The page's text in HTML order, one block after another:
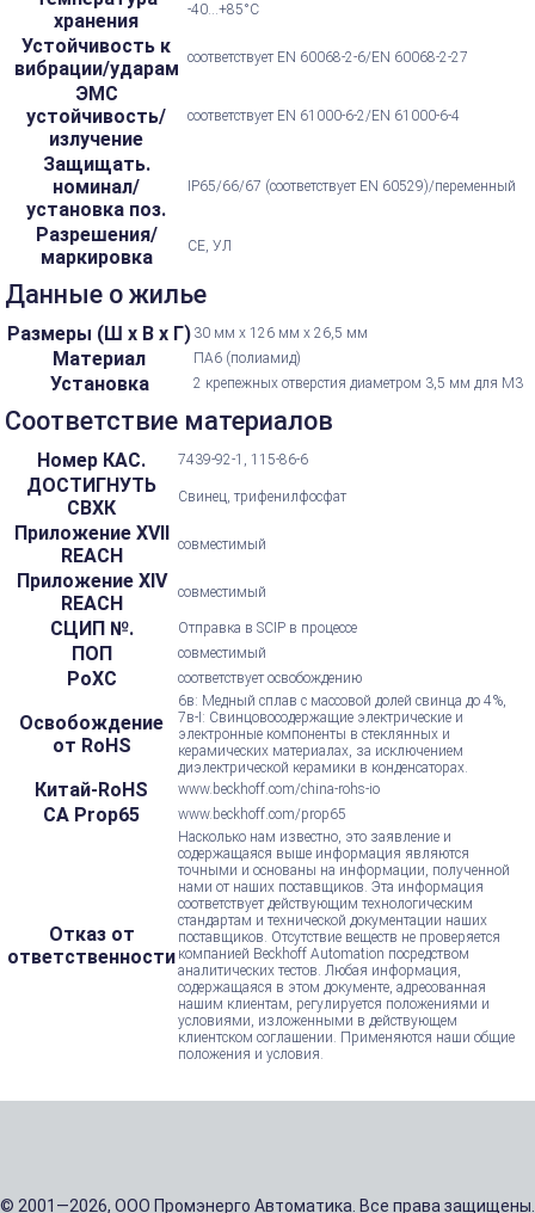
хранения
-40...+85°С
Устойчивость к
вибрации/ударам
соответствует EN 60068-2-6/EN 60068-2-27
ЭМС
устойчивость/
излучение
соответствует EN 61000-6-2/EN 61000-6-4
Защищать.
номинал/
установка поз.
IP65/66/67 (соответствует EN 60529)/переменный
Разрешения/
маркировка
CE, УЛ
Данные о жилье
Размеры (Ш х В х Г) 30 мм х 126 мм х 26,5 мм
Материал ПА6 (полиамид)
Установка 2 крепежных отверстия диаметром 3,5 мм для M3
Соответствие материалов
Номер КАС. 7439-92-1, 115-86-6
ДОСТИГНУТЬ
СВХК
Свинец, трифенилфосфат
Приложение XVII
REACH
совместимый
Приложение XIV
REACH
совместимый
СЦИП №. Отправка в SCIP в процессе
ПОП совместимый
РоХС соответствует освобождению
Освобождение
от RoHS
6в: Медный сплав с массовой долей свинца до 4%,
7в-I: Свинцовосодержащие электрические и
электронные компоненты в стеклянных и
керамических материалах, за исключением
диэлектрической керамики в конденсаторах.
Китай-RoHS www.beckhoff.com/china-rohs-io
CA Prop65 www.beckhoff.com/prop65
Отказ от
ответственности
Насколько нам известно, это заявление и
содержащаяся выше информация являются
точными и основаны на информации, полученной
нами от наших поставщиков. Эта информация
соответствует действующим технологическим
стандартам и технической документации наших
поставщиков. Отсутствие веществ не проверяется
компанией Beckhoff Automation посредством
аналитических тестов. Любая информация,
содержащаяся в этом документе, адресованная
нашим клиентам, регулируется положениями и
условиями, изложенными в действующем
клиентском соглашении. Применяются наши общие
положения и условия.
© 2001—2026, ООО Промэнерго Автоматика. Все права защищены.